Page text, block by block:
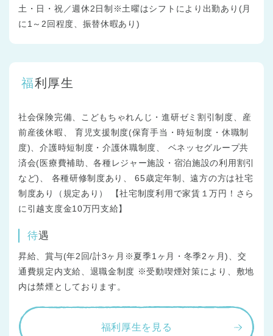
土・日・祝／週休2日制※土曜はシフトにより出勤あり(月
に1～2回程度、振替休暇あり)
福利厚生
社会保険完備、こどもちゃれんじ・進研ゼミ割引制度、産
前産後休暇、 育児支援制度(保育手当・時短制度・休職制
度)、介護時短制度・介護休職制度、 ベネッセグループ共
済会(医療費補助、各種レジャー施設・宿泊施設の利用割引
など)、 各種研修制度あり、 65歳定年制、遠方の方は社宅
制度あり（規定あり） 【社宅制度利用で家賃１万円！さら
に引越支度金10万円支給】
待遇
昇給、賞与(年2回/計3ヶ月※夏季1ヶ月・冬季2ヶ月)、交
通費規定内支給、退職金制度 ※受動喫煙対策により、敷地
内は禁煙としております。
福利厚生を見る